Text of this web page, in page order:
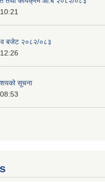
बजेट २०८२/०८३
सूचना